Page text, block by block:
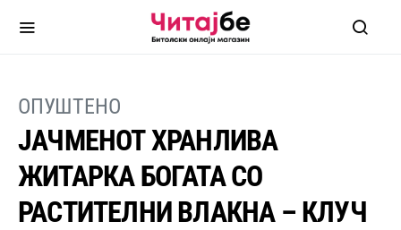
ОПУШТЕНО
ЈАЧМЕНОТ ХРАНЛИВА
ЖИТАРКА БОГАТА СО
РАСТИТЕЛНИ ВЛАКНА – КЛУЧ